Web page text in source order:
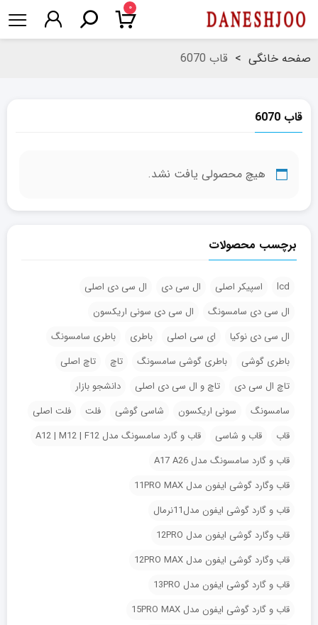
۰
صفحه خانگی > قاب 6070
قاب 6070
هیچ محصولی یافت نشد.
برچسب محصولات
lcd اسپیکر اصلی ال سی دی
ال سی دی اصلی
ال سی دی سامسونگ
ال سی دی سونی اریکسون
ال سی دی نوکیا
ای سی اصلی باطری
باطری سامسونگ
باطری گوشی
باطری گوشی سامسونگ تاچ
تاچ اصلی
تاچ ال سی دی
تاچ و ال سی دی اصلی
دانشجو بازار
سامسونگ
سونی اریکسون شاسی گوشی فلت
فلت اصلی
قاب
قاب و شاسی
قاب و گارد سامسونگ مدل A12 | M12 | F12
قاب و گارد سامسونگ مدل A17 A26
قاب وگارد گوشی ایفون مدل 11PRO MAX
قاب و گارد گوشی ایفون مدل11نرمال
قاب وگارد گوشی ایفون مدل 12PRO
قاب وگارد گوشی ایفون مدل 12PRO MAX
قاب و گارد گوشی ایفون مدل 13PRO
قاب و گارد گوشی ایفون مدل 15PRO MAX